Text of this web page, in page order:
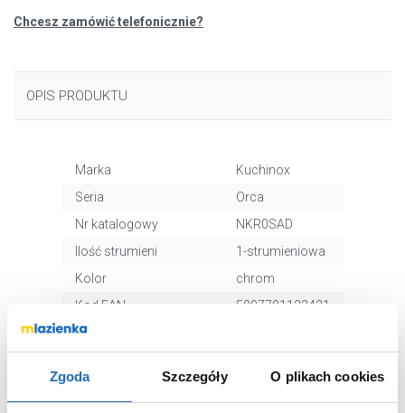
Zgoda Szczegóły O plikach cookies
Chcesz zamówić telefonicznie?
OPIS PRODUKTU
Marka
Kuchinox
Seria
Orca
Nr katalogowy
NKR0SAD
Ilość strumieni
1-strumieniowa
Kolor
chrom
Kod EAN
5907791122421
Wymiary z
opakowaniem
Waga z opakowaniem
0,10 kg
Dane producenta
Zobacz